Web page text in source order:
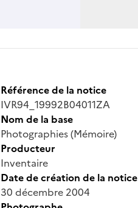
Référence de la notice
IVR94_19992B04011ZA
Nom de la base
Photographies (Mémoire)
Producteur
Inventaire
Date de création de la notice
30 décembre 2004